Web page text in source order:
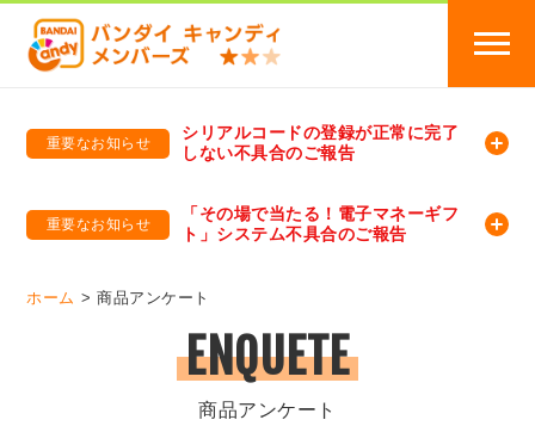
重要なお知らせ
シリアルコードの登録が正常に完了
しない不具合のご報告
重要なお知らせ
「その場で当たる！電子マネーギフ
ト」システム不具合のご報告
ホーム 商品アンケート
ENQUETE
商品アンケート